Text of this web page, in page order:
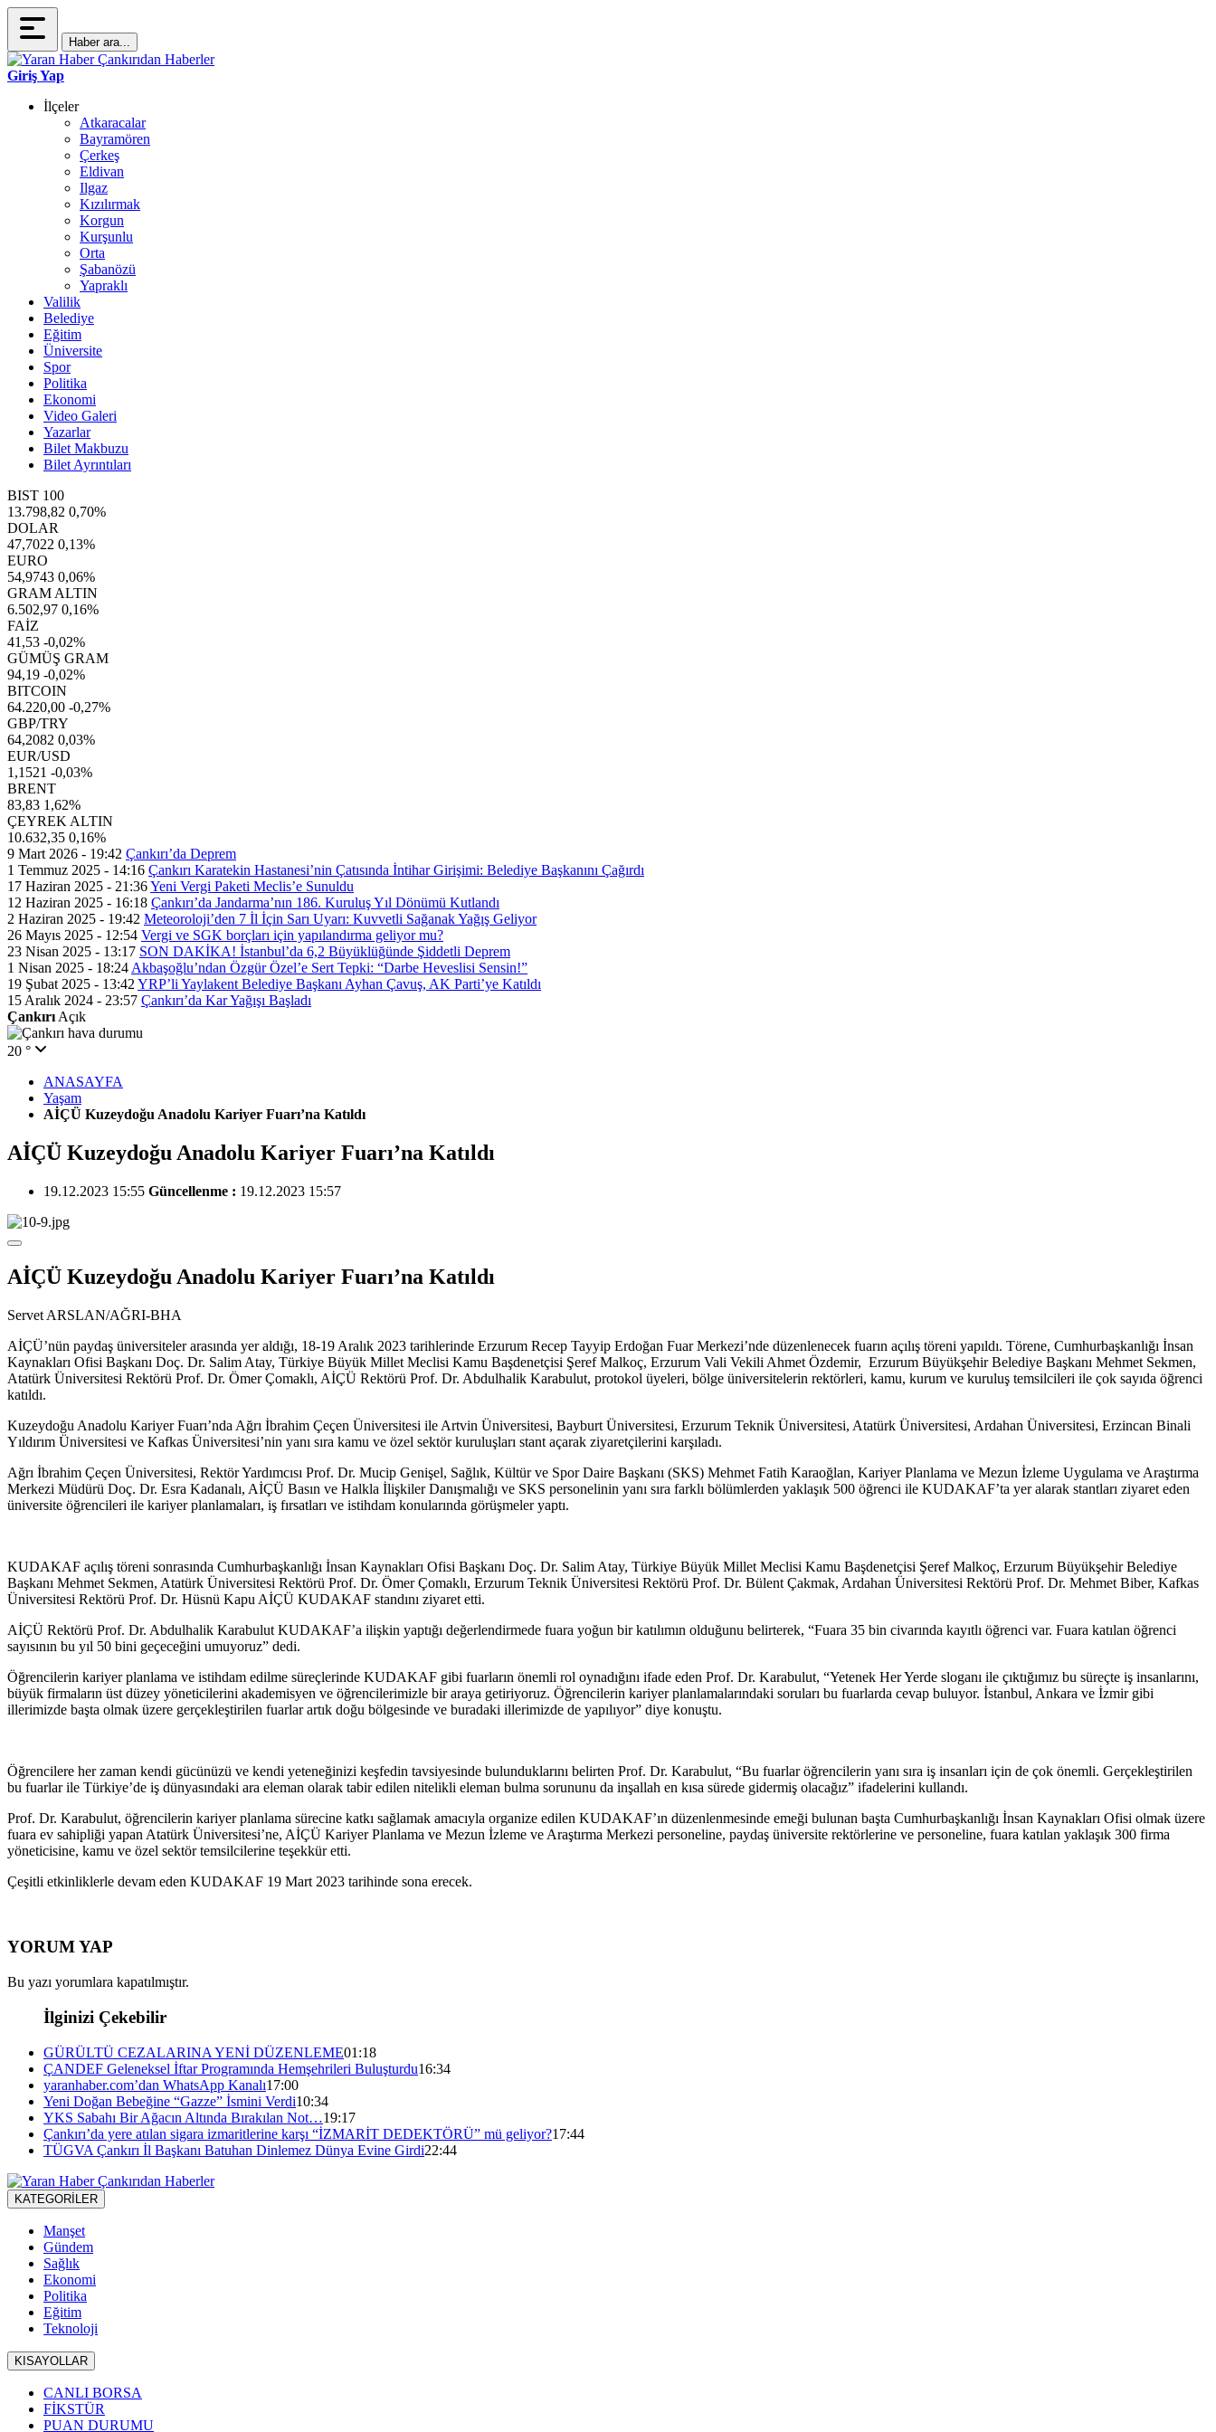
Haber ara...
Giriş Yap
İlçeler
Atkaracalar
Bayramören
Çerkeş
Eldivan
Ilgaz
Kızılırmak
Korgun
Kurşunlu
Orta
Şabanözü
Yapraklı
Valilik
Belediye
Eğitim
Üniversite
Spor
Politika
Ekonomi
Video Galeri
Yazarlar
Bilet Makbuzu
Bilet Ayrıntıları
BIST 100
13.798,82 0,70%
DOLAR
47,7022 0,13%
EURO
54,9743 0,06%
GRAM ALTIN
6.502,97 0,16%
FAİZ
41,53 -0,02%
GÜMÜŞ GRAM
94,19 -0,02%
BITCOIN
64.220,00 -0,27%
GBP/TRY
64,2082 0,03%
EUR/USD
1,1521 -0,03%
BRENT
83,83 1,62%
ÇEYREK ALTIN
10.632,35 0,16%
9 Mart 2026 - 19:42 Çankırı’da Deprem
1 Temmuz 2025 - 14:16 Çankırı Karatekin Hastanesi’nin Çatısında İntihar Girişimi: Belediye Başkanını Çağırdı
17 Haziran 2025 - 21:36Yeni Vergi Paketi Meclis’e Sunuldu
12 Haziran 2025 - 16:18 Çankırı’da Jandarma’nın 186. Kuruluş Yıl Dönümü Kutlandı
2 Haziran 2025 - 19:42 Meteoroloji’den 7 İl İçin Sarı Uyarı: Kuvvetli Sağanak Yağış Geliyor
26 Mayıs 2025 - 12:54 Vergi ve SGK borçları için yapılandırma geliyor mu?
23 Nisan 2025 - 13:17 SON DAKİKA! İstanbul’da 6,2 Büyüklüğünde Şiddetli Deprem
1 Nisan 2025 - 18:24 Akbaşoğlu’ndan Özgür Özel’e Sert Tepki: “Darbe Heveslisi Sensin!”
19 Şubat 2025 - 13:42 YRP’li Yaylakent Belediye Başkanı Ayhan Çavuş, AK Parti’ye Katıldı
15 Aralık 2024 - 23:57 Çankırı’da Kar Yağışı Başladı
Çankırı Açık
20 °
ANASAYFA
Yaşam
AİÇÜ Kuzeydoğu Anadolu Kariyer Fuarı’na Katıldı
AİÇÜ Kuzeydoğu Anadolu Kariyer Fuarı’na Katıldı
19.12.2023 15:55 Güncellenme : 19.12.2023 15:57
AİÇÜ Kuzeydoğu Anadolu Kariyer Fuarı’na Katıldı
Servet ARSLAN/AĞRI-BHA
AİÇÜ’nün paydaş üniversiteler arasında yer aldığı, 18-19 Aralık 2023 tarihlerinde Erzurum Recep Tayyip Erdoğan Fuar Merkezi’nde düzenlenecek fuarın açılış töreni yapıldı. Törene, Cumhurbaşkanlığı İnsan
Kaynakları Ofisi Başkanı Doç. Dr. Salim Atay, Türkiye Büyük Millet Meclisi Kamu Başdenetçisi Şeref Malkoç, Erzurum Vali Vekili Ahmet Özdemir, Erzurum Büyükşehir Belediye Başkanı Mehmet Sekmen,
Atatürk Üniversitesi Rektörü Prof. Dr. Ömer Çomaklı, AİÇÜ Rektörü Prof. Dr. Abdulhalik Karabulut, protokol üyeleri, bölge üniversitelerin rektörleri, kamu, kurum ve kuruluş temsilcileri ile çok sayıda öğrenci
katıldı.
Kuzeydoğu Anadolu Kariyer Fuarı’nda Ağrı İbrahim Çeçen Üniversitesi ile Artvin Üniversitesi, Bayburt Üniversitesi, Erzurum Teknik Üniversitesi, Atatürk Üniversitesi, Ardahan Üniversitesi, Erzincan Binali
Yıldırım Üniversitesi ve Kafkas Üniversitesi’nin yanı sıra kamu ve özel sektör kuruluşları stant açarak ziyaretçilerini karşıladı.
Ağrı İbrahim Çeçen Üniversitesi, Rektör Yardımcısı Prof. Dr. Mucip Genişel, Sağlık, Kültür ve Spor Daire Başkanı (SKS) Mehmet Fatih Karaoğlan, Kariyer Planlama ve Mezun İzleme Uygulama ve Araştırma
Merkezi Müdürü Doç. Dr. Esra Kadanalı, AİÇÜ Basın ve Halkla İlişkiler Danışmalığı ve SKS personelinin yanı sıra farklı bölümlerden yaklaşık 500 öğrenci ile KUDAKAF’ta yer alarak stantları ziyaret eden
üniversite öğrencileri ile kariyer planlamaları, iş fırsatları ve istihdam konularında görüşmeler yaptı.
KUDAKAF açılış töreni sonrasında Cumhurbaşkanlığı İnsan Kaynakları Ofisi Başkanı Doç. Dr. Salim Atay, Türkiye Büyük Millet Meclisi Kamu Başdenetçisi Şeref Malkoç, Erzurum Büyükşehir Belediye
Başkanı Mehmet Sekmen, Atatürk Üniversitesi Rektörü Prof. Dr. Ömer Çomaklı, Erzurum Teknik Üniversitesi Rektörü Prof. Dr. Bülent Çakmak, Ardahan Üniversitesi Rektörü Prof. Dr. Mehmet Biber, Kafkas
Üniversitesi Rektörü Prof. Dr. Hüsnü Kapu AİÇÜ KUDAKAF standını ziyaret etti.
AİÇÜ Rektörü Prof. Dr. Abdulhalik Karabulut KUDAKAF’a ilişkin yaptığı değerlendirmede fuara yoğun bir katılımın olduğunu belirterek, “Fuara 35 bin civarında kayıtlı öğrenci var. Fuara katılan öğrenci
sayısının bu yıl 50 bini geçeceğini umuyoruz” dedi.
Öğrencilerin kariyer planlama ve istihdam edilme süreçlerinde KUDAKAF gibi fuarların önemli rol oynadığını ifade eden Prof. Dr. Karabulut, “Yetenek Her Yerde sloganı ile çıktığımız bu süreçte iş insanlarını,
büyük firmaların üst düzey yöneticilerini akademisyen ve öğrencilerimizle bir araya getiriyoruz. Öğrencilerin kariyer planlamalarındaki soruları bu fuarlarda cevap buluyor. İstanbul, Ankara ve İzmir gibi
illerimizde başta olmak üzere gerçekleştirilen fuarlar artık doğu bölgesinde ve buradaki illerimizde de yapılıyor” diye konuştu.
Öğrencilere her zaman kendi gücünüzü ve kendi yeteneğinizi keşfedin tavsiyesinde bulunduklarını belirten Prof. Dr. Karabulut, “Bu fuarlar öğrencilerin yanı sıra iş insanları için de çok önemli. Gerçekleştirilen
bu fuarlar ile Türkiye’de iş dünyasındaki ara eleman olarak tabir edilen nitelikli eleman bulma sorununu da inşallah en kısa sürede gidermiş olacağız” ifadelerini kullandı.
Prof. Dr. Karabulut, öğrencilerin kariyer planlama sürecine katkı sağlamak amacıyla organize edilen KUDAKAF’ın düzenlenmesinde emeği bulunan başta Cumhurbaşkanlığı İnsan Kaynakları Ofisi olmak üzere
fuara ev sahipliği yapan Atatürk Üniversitesi’ne, AİÇÜ Kariyer Planlama ve Mezun İzleme ve Araştırma Merkezi personeline, paydaş üniversite rektörlerine ve personeline, fuara katılan yaklaşık 300 firma
yöneticisine, kamu ve özel sektör temsilcilerine teşekkür etti.
Çeşitli etkinliklerle devam eden KUDAKAF 19 Mart 2023 tarihinde sona erecek.
YORUM YAP
Bu yazı yorumlara kapatılmıştır.
İlginizi Çekebilir
GÜRÜLTÜ CEZALARINA YENİ DÜZENLEME01:18
ÇANDEF Geleneksel İftar Programında Hemşehrileri Buluşturdu16:34
yaranhaber.com’dan WhatsApp Kanalı17:00
Yeni Doğan Bebeğine “Gazze” İsmini Verdi10:34
YKS Sabahı Bir Ağacın Altında Bırakılan Not…19:17
Çankırı’da yere atılan sigara izmaritlerine karşı “İZMARİT DEDEKTÖRÜ” mü geliyor?17:44
TÜGVA Çankırı İl Başkanı Batuhan Dinlemez Dünya Evine Girdi22:44
KATEGORİLER
Manşet
Gündem
Sağlık
Ekonomi
Politika
Eğitim
Teknoloji
KISAYOLLAR
CANLI BORSA
FİKSTÜR
PUAN DURUMU